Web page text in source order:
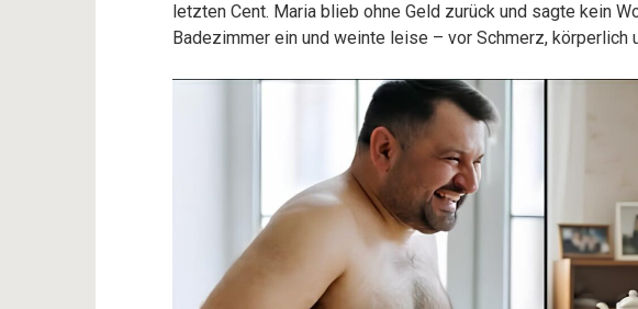
letzten Cent. Maria blieb ohne Geld zurück und sagte kein
Badezimmer ein und weinte leise – vor Schmerz, körperlich